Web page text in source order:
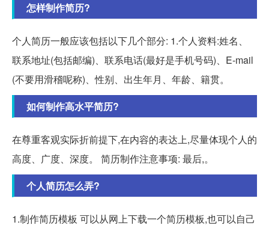
怎样制作简历?
个人简历一般应该包括以下几个部分: 1.个人资料:姓名、
联系地址(包括邮编)、联系电话(最好是手机号码)、E-mail
(不要用滑稽呢称)、性别、出生年月、年龄、籍贯。
如何制作高水平简历?
在尊重客观实际折前提下,在内容的表达上,尽量体现个人的
高度、广度、深度。 简历制作注意事项: 最后,。
个人简历怎么弄?
1.制作简历模板 可以从网上下载一个简历模板,也可以自己